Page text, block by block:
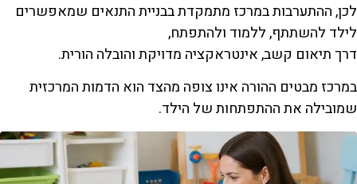
לכן, ההתערבות במרכז מתמקדת בבניית התנאים שמאפשרים
לילד להשתתף, ללמוד ולהתפתח,
דרך תיאום קשב, אינטראקציה מדויקת והובלה הורית.
במרכז מבטים ההורה אינו צופה מהצד הוא הדמות המרכזית
שמובילה את ההתפתחות של הילד.